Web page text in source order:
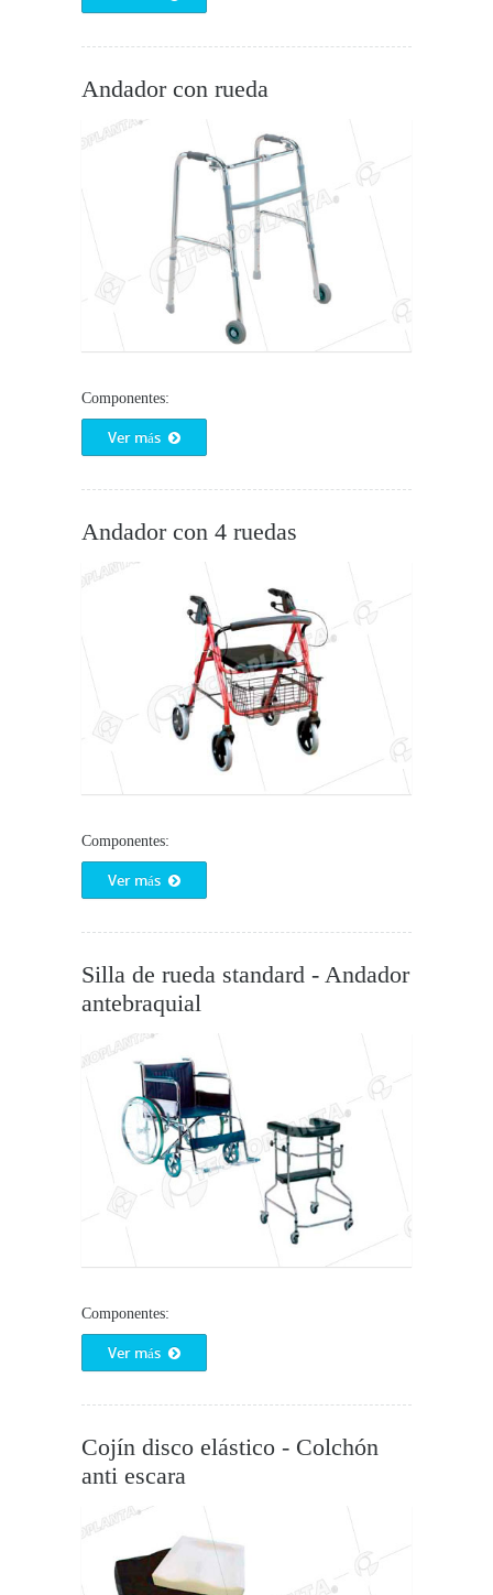
Andador con rueda
Componentes:
Ver más
Andador con 4 ruedas
Componentes:
Ver más
Silla de rueda standard - Andador
antebraquial
Componentes:
Ver más
Cojín disco elástico - Colchón
anti escara